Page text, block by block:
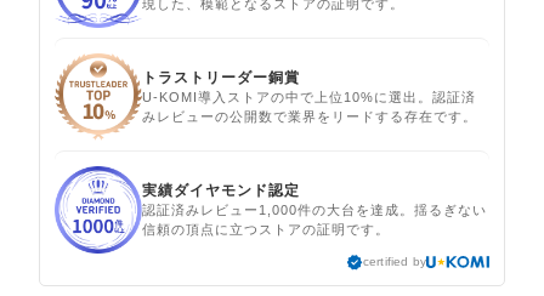
現した、模範となるストアの証明です。
トラストリーダー銅賞
U-KOMI導入ストアの中で上位10%に選出。認証済
みレビューの公開数で業界をリードする存在です。
実績ダイヤモンド認定
認証済みレビュー1,000件の大台を達成。揺るぎない
信頼の頂点に立つストアの証明です。
certified by